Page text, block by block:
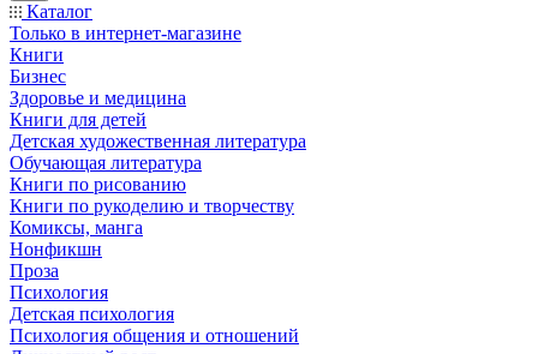
Каталог
Только в интернет-магазине
Книги
Бизнес
Здоровье и медицина
Книги для детей
Детская художественная литература
Обучающая литература
Книги по рисованию
Книги по рукоделию и творчеству
Комиксы, манга
Нонфикшн
Проза
Психология
Детская психология
Психология общения и отношений